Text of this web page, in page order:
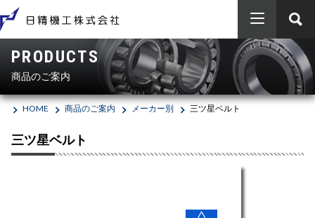
HOME
PRODUCTS
商品のご案内
HOME 商品のご案内 メーカー別 三ツ星ベルト
三ツ星ベルト